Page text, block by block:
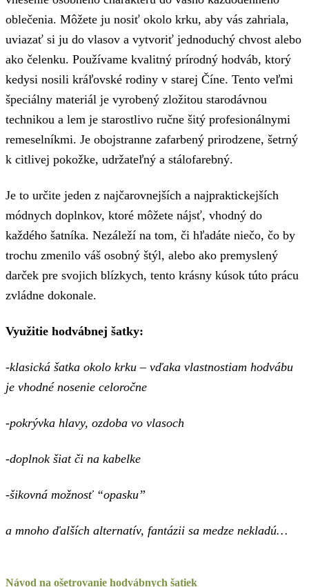
oblečenia. Môžete ju nosiť okolo krku, aby vás zahriala,
uviazať si ju do vlasov a vytvoriť jednoduchý chvost alebo
ako čelenku. Používame kvalitný prírodný hodváb, ktorý
kedysi nosili kráľovské rodiny v starej Číne. Tento veľmi
špeciálny materiál je vyrobený zložitou starodávnou
technikou a lem je starostlivo ručne šitý profesionálnymi
remeselníkmi. Je obojstranne zafarbený prirodzene, šetrný
k citlivej pokožke, udržateľný a stálofarebný.
Je to určite jeden z najčarovnejších a najpraktickejších
módnych doplnkov, ktoré môžete nájsť, vhodný do
každého šatníka. Nezáleží na tom, či hľadáte niečo, čo by
trochu zmenilo váš osobný štýl, alebo ako premyslený
darček pre svojich blízkych, tento krásny kúsok túto prácu
zvládne dokonale.
Využitie hodvábnej šatky:
-klasická šatka okolo krku – vďaka vlastnostiam hodvábu
je vhodné nosenie celoročne
-pokrývka hlavy, ozdoba vo vlasoch
-doplnok šiat či na kabelke
-šikovná možnosť “opasku”
a mnoho ďalších alternatív, fantázii sa medze nekladú…
Návod na ošetrovanie hodvábnych šatiek